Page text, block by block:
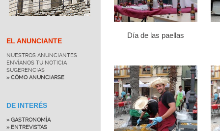
EL ANUNCIANTE
NUESTROS ANUNCIANTES
ENVÍANOS TU NOTICIA
SUGERENCIAS
» CÓMO ANUNCIARSE
DE INTERÉS
» GASTRONOMÍA
» ENTREVISTAS
Día de las paellas